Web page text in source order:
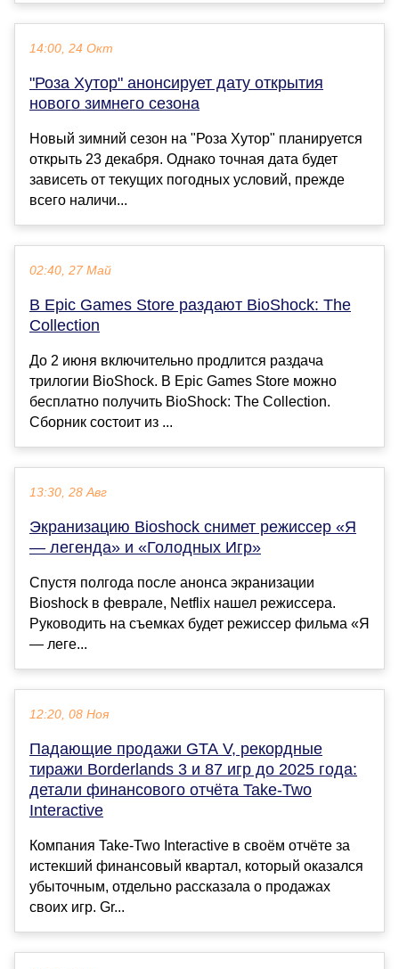
14:00, 24 Окт
"Роза Хутор" анонсирует дату открытия
нового зимнего сезона
Новый зимний сезон на "Роза Хутор" планируется
открыть 23 декабря. Однако точная дата будет
зависеть от текущих погодных условий, прежде
всего наличи...
02:40, 27 Май
В Epic Games Store раздают BioShock: The
Collection
До 2 июня включительно продлится раздача
трилогии BioShock. В Epic Games Store можно
бесплатно получить BioShock: The Collection.
Сборник состоит из ...
13:30, 28 Авг
Экранизацию Bioshock снимет режиссер «Я
— легенда» и «Голодных Игр»
Спустя полгода после анонса экранизации
Bioshock в феврале, Netflix нашел режиссера.
Руководить на съемках будет режиссер фильма «Я
— леге...
12:20, 08 Ноя
Падающие продажи GTA V, рекордные
тиражи Borderlands 3 и 87 игр до 2025 года:
детали финансового отчёта Take-Two
Interactive
Компания Take-Two Interactive в своём отчёте за
истекший финансовый квартал, который оказался
убыточным, отдельно рассказала о продажах
своих игр. Gr...